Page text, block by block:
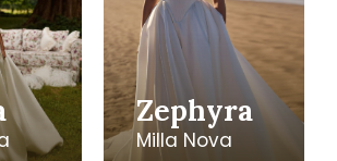
Zephyra
Milla Nova